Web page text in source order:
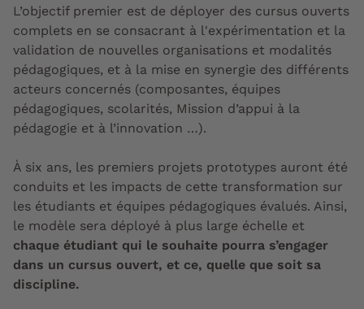
L’objectif premier est de déployer des cursus ouverts
complets en se consacrant à l'expérimentation et la
validation de nouvelles organisations et modalités
pédagogiques, et à la mise en synergie des différents
acteurs concernés (composantes, équipes
pédagogiques, scolarités, Mission d’appui à la
pédagogie et à l’innovation …).
À six ans, les premiers projets prototypes auront été
conduits et les impacts de cette transformation sur
les étudiants et équipes pédagogiques évalués. Ainsi,
le modèle sera déployé à plus large échelle et
chaque étudiant qui le souhaite pourra s’engager
dans un cursus ouvert, et ce, quelle que soit sa
discipline.